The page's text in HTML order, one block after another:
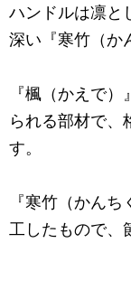
ハンドルは凛と
深い『寒竹（か
『楓（かえで
られる部材で、
す。
『寒竹（かん
工したもので、